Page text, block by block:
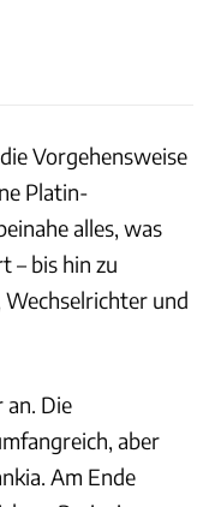
Vorgehensweise
Platin-
alles, was
– bis hin zu
Wechselrichter und
an. Die
aber
Am Ende